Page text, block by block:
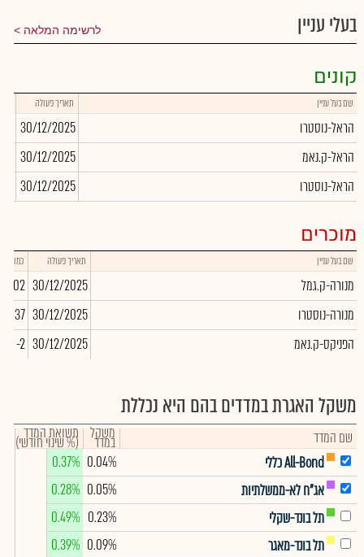
בעלי עניין לרשימה המלאה
קונים
שם בעל עניין תאריך פעולה
הראל-נוסטרו 30/12/2025
הראל-ק.נאמ
30/12/2025
הראל-נוסטרו
30/12/2025
מוכרים
שם בעל עניין תאריך פעולה כמות
מנורה-ק.גמל 30/12/2025
מנורה-נוסטרו
30/12/2025
הפניקס-ק.נאמ
30/12/2025
-2
משקל האגרת במדדים בהם היא נכללת
שם המדד משקל
במדד תשואת המדד
(% שינוי חודשי)
All-Bond כללי
0.04%
0.37%
אג"ח לא-ממשלתיות
0.05%
0.28%
תל בונד-שקלי
0.23%
0.49%
תל בונד-מאגר
0.09%
0.39%